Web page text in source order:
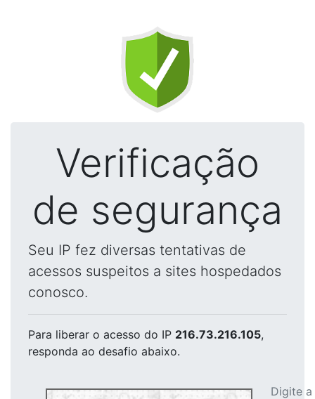
Verificação
de segurança
Seu IP fez diversas tentativas de
acessos suspeitos a sites hospedados
conosco.
Para liberar o acesso do IP 216.73.216.105,
responda ao desafio abaixo.
Digite